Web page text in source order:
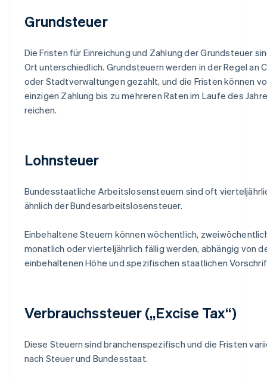
Grundsteuer
Die Fristen für Einreichung und Zahlung der Grundsteuer
Ort unterschiedlich. Grundsteuern werden in der Regel an
oder Stadtverwaltungen gezahlt, und die Fristen können
einzigen Zahlung bis zu mehreren Raten im Laufe des
reichen.
Lohnsteuer
Bundesstaatliche Arbeitslosensteuern sind oft
ähnlich der Bundesarbeitslosensteuer.
Einbehaltene Steuern können wöchentlich,
monatlich oder vierteljährlich fällig werden, abhängig von
einbehaltenen Höhe und spezifischen staatlichen
Verbrauchssteuer („Excise Tax“)
Diese Steuern sind branchenspezifisch und die Fristen
nach Steuer und Bundesstaat.